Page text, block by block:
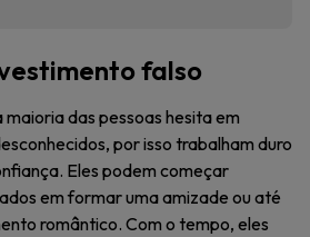
falso
das pessoas hesita em
por isso trabalham duro
Eles podem começar
em formar uma amizade ou até
romântico. Com o tempo, eles